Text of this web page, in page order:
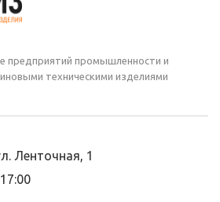
предприятий промышленности и
техническими изделиями
Ленточная, 1